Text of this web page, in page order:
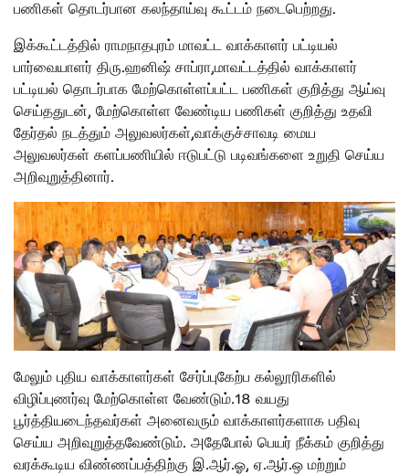
பணிகள் தொடர்பான கலந்தாய்வு கூட்டம் நடைபெற்றது.
இக்கூட்டத்தில் ராமநாதபுரம் மாவட்ட வாக்காளர் பட்டியல்
பார்வையாளர் திரு.ஹனிஷ் சாப்ரா,மாவட்டத்தில் வாக்காளர்
பட்டியல் தொடர்பாக மேற்கொள்ளப்பட்ட பணிகள் குறித்து ஆய்வு
செய்ததுடன், மேற்கொள்ள வேண்டிய பணிகள் குறித்து உதவி
தேர்தல் நடத்தும் அலுவலர்கள்,வாக்குச்சாவடி மைய
அலுவலர்கள் களப்பணியில் ஈடுபட்டு படிவங்களை உறுதி செய்ய
அறிவுறுத்தினார்.
மேலும் புதிய வாக்காளர்கள் சேர்ப்புகேற்ப கல்லூரிகளில்
விழிப்புணர்வு மேற்கொள்ள வேண்டும்.18 வயது
பூர்த்தியடைந்தவர்கள் அனைவரும் வாக்காளர்களாக பதிவு
செய்ய அறிவுறுத்தவேண்டும். அதேபோல் பெயர் நீக்கம் குறித்து
வரக்கூடிய விண்ணப்பத்திற்கு இ.ஆர்.ஓ, ஏ.ஆர்.ஒ மற்றும்